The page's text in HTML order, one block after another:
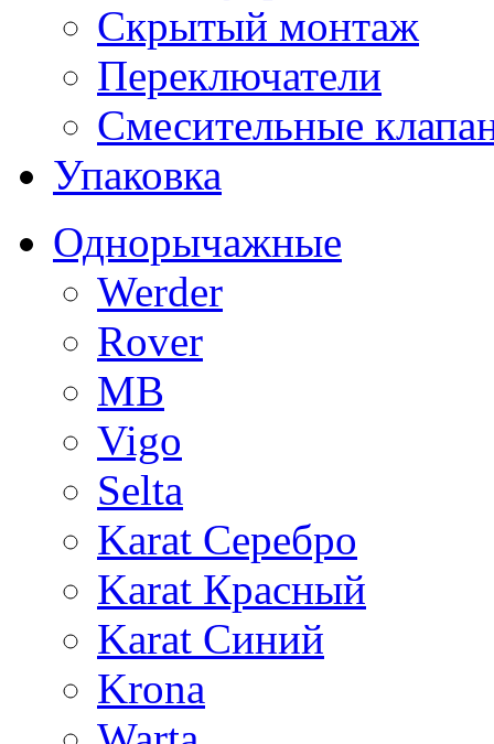
Скрытый монтаж
Переключатели
Смесительные
Упаковка
Однорычажные
Werder
Rover
MB
Vigo
Selta
Karat Серебро
Karat Красный
Karat Синий
Krona